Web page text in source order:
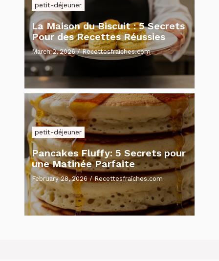
petit-déjeuner
La Maison du Biscuit : 5 Secrets
Pour des Recettes Réussies
March 2, 2026/Recettesfraîches.com
petit-déjeuner
Pancakes Fluffy: 5 Secrets pour
une Matinée Parfaite
February 28, 2026/Recettesfraîches.com